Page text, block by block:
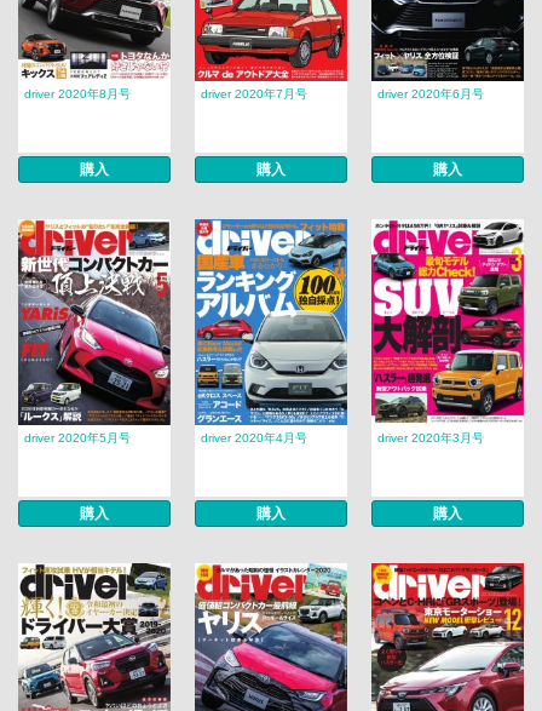
driver 2020年8月号
購入
driver 2020年7月号
購入
driver 2020年6月号
購入
driver 2020年5月号
購入
driver 2020年4月号
購入
driver 2020年3月号
購入